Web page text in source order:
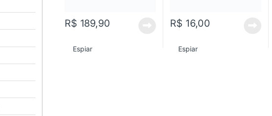
R$ 189,90
Espiar
R$ 16,00
Espiar